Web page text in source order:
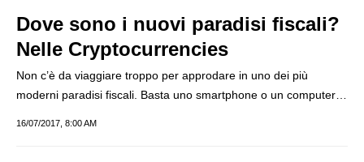
Dove sono i nuovi paradisi fiscali?
Nelle Cryptocurrencies
Non c’è da viaggiare troppo per approdare in uno dei più
moderni paradisi fiscali. Basta uno smartphone o un computer…
16/07/2017, 8:00 AM